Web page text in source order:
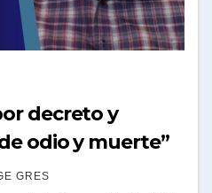
decreto y
odio y muerte”
GRES